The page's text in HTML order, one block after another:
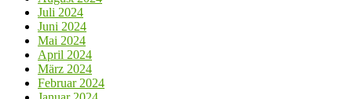
Juli 2024
Juni 2024
Mai 2024
April 2024
März 2024
Februar 2024